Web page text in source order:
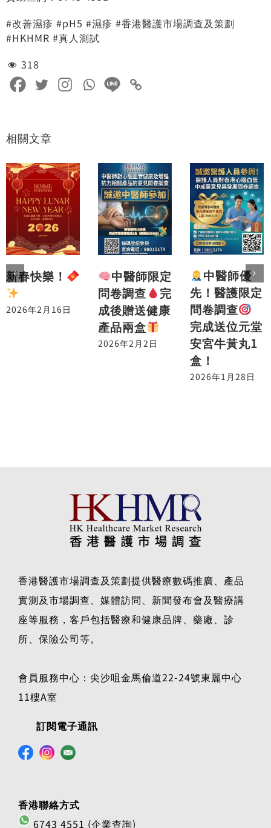
#改善濕疹 #pH5 #濕疹 #香港醫護市場調查及策劃
#HKHMR #真人測試
318
相關文章
新春快樂！
2026年2月16日
中醫師限定
問卷調查
完
成後贈送健康
產品兩盒
2026年2月2日
中醫師優
先！醫護限定
問卷調查
完成送位元堂
安宮牛黃丸1
盒！
2026年1月28日
香港醫護市場調查及策劃提供醫療數碼推廣、產品
實測及市場調查、媒體訪問、新聞發布會及醫療講
座等服務，客戶包括醫療和健康品牌、藥廠、診
所、保險公司等。
會員服務中心：尖沙咀金馬倫道22-24號東麗中心
11樓A室
訂閱電子通訊
香港聯絡方式
6743 4551 (企業查詢)